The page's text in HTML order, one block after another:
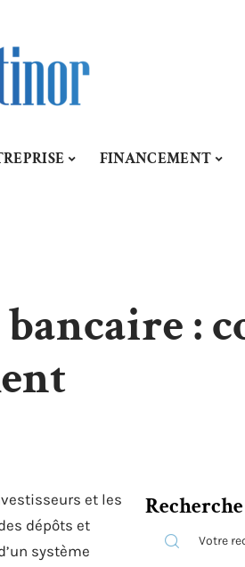
FINANCEMENT
:
et les
dépôts et
système
Recherche